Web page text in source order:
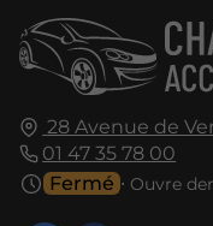
28 Avenue de
01 47 35 78 00
Fermé ⋅ Ouvre